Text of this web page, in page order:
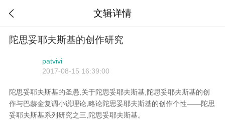
 文辑详情
陀思妥耶夫斯基的创作研究
patvivi
2017-08-15 16:39:00
陀思妥耶夫斯基的圣愚,关于陀思妥耶夫斯基,陀思妥耶夫斯基的创
作与巴赫金复调小说理论,略论陀思妥耶夫斯基的创作个性——陀思
妥耶夫斯基系列研究之三,陀思妥耶夫斯基。